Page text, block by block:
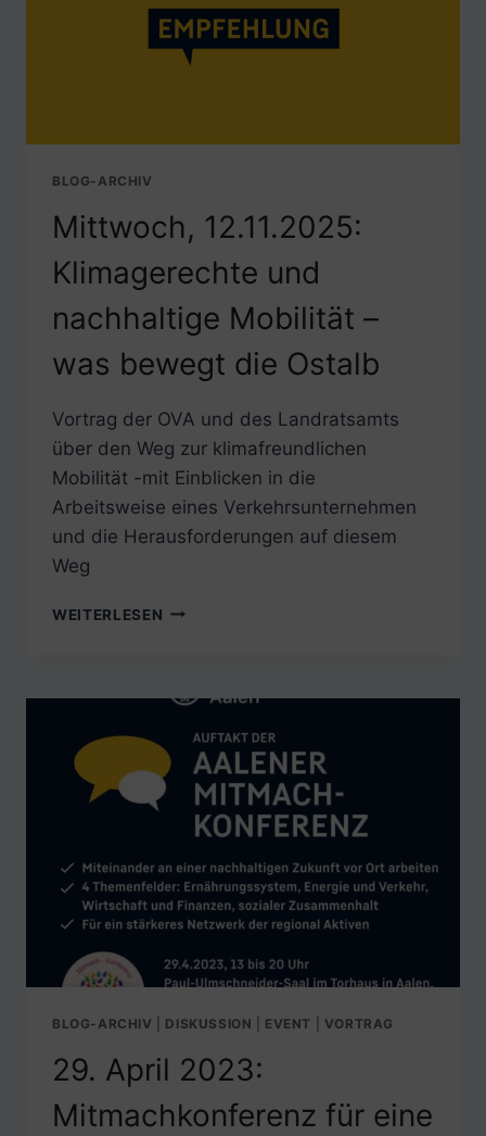
BLOG-ARCHIV
Mittwoch, 12.11.2025:
Klimagerechte und
nachhaltige Mobilität –
was bewegt die Ostalb
Vortrag der OVA und des Landratsamts
über den Weg zur klimafreundlichen
Mobilität -mit Einblicken in die
Arbeitsweise eines Verkehrsunternehmen
und die Herausforderungen auf diesem
Weg
WEITERLESEN MITTWOCH,
NACHHALTIGE
–
WAS
BEWEGT
OSTALB
BLOG-ARCHIV DISKUSSION EVENT VORTRAG
29. April 2023:
Mitmachkonferenz für eine